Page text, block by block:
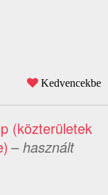
Kedvencekbe
(közterületek
– használt